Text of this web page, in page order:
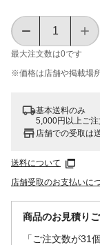
最大注文数は0です
※価格は​店舗や​掲載場
基本送料のみ
5,000円以上ご
店舗での受取は
送料について
店舗受取のお支払いに
商品のお見積り
「ご注文数が31